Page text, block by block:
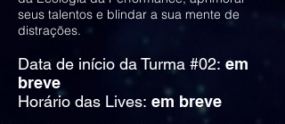
seus talentos e blindar a sua mente de
distrações.
Data de início da Turma #02: em
breve
Horário das Lives: em breve